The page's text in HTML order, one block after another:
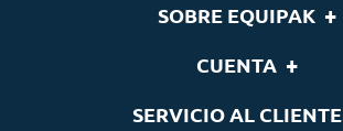
SOBRE EQUIPAK +
Nuestras Marcas
CUENTA +
SERVICIO AL CLIENTE